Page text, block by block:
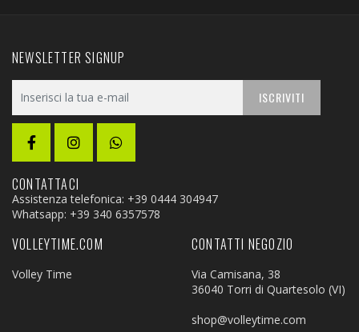
NEWSLETTER SIGNUP
ISCRIVITI
CONTATTACI
Assistenza telefonica: +39 0444 304947
Whatsapp: +39 340 6357578
VOLLEYTIME.COM
Volley Time
CONTATTI NEGOZIO
Via Camisana, 38
36040 Torri di Quartesolo (VI)
shop@volleytime.com